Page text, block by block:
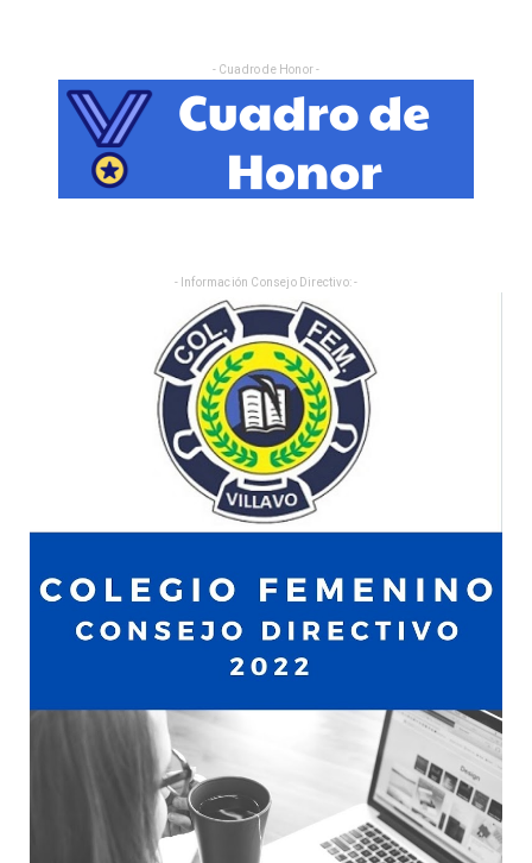
- Cuadro de Honor -
- Información Consejo Directivo: -